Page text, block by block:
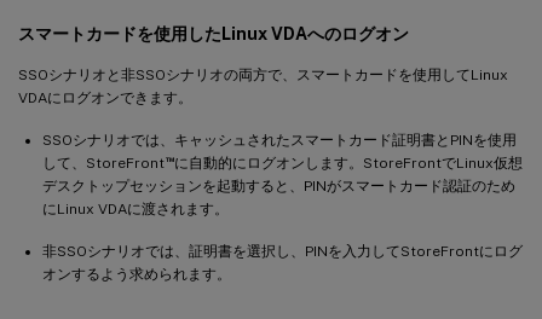
スマートカードを使用したLinux VDAへのログオン
SSOシナリオと非SSOシナリオの両方で、スマートカードを使用してLinux
VDAにログオンできます。
SSOシナリオでは、キャッシュされたスマートカード証明書とPINを使用
して、StoreFront™に自動的にログオンします。StoreFrontでLinux仮想
デスクトップセッションを起動すると、PINがスマートカード認証のため
にLinux VDAに渡されます。
非SSOシナリオでは、証明書を選択し、PINを入力してStoreFrontにログ
オンするよう求められます。